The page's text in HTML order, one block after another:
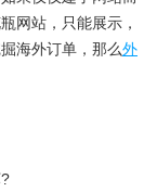
网站，只能展示，
海外订单，那么外